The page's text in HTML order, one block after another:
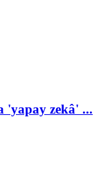
'yapay zekâ' ...